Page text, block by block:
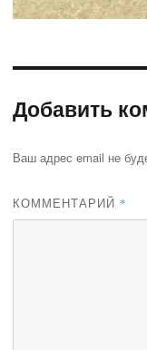
Добавить
Ваш адрес email не
КОММЕНТАРИЙ *